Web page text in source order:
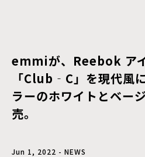
emmiが、Reebok ア
「Club‐C」を現代風
ラーのホワイトとベー
売。
Jun 1, 2022 - NEWS